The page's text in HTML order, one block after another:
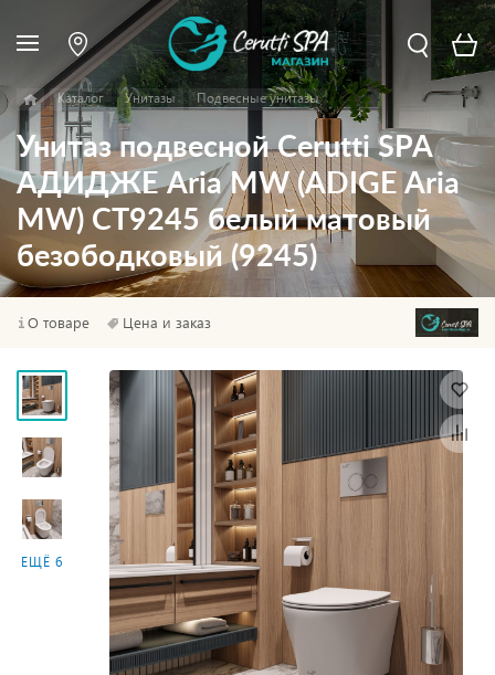
Каталог Унитазы Подвесные унитазы
Унитаз подвесной Cerutti SPA
АДИДЖЕ Aria MW (ADIGE Aria
MW) CT9245 белый матовый
безободковый (9245)
О товаре Цена и заказ
ЕЩЁ 6